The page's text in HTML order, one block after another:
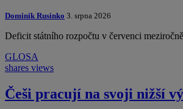
Dominik Rusinko 3. srpna 2026
Deficit státního rozpočtu v červenci
GLOSA
shares views
Češi pracují na svoji nižší